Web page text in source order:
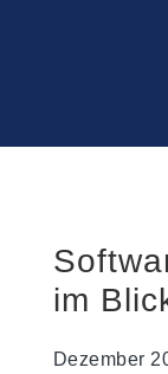
im
Dezember